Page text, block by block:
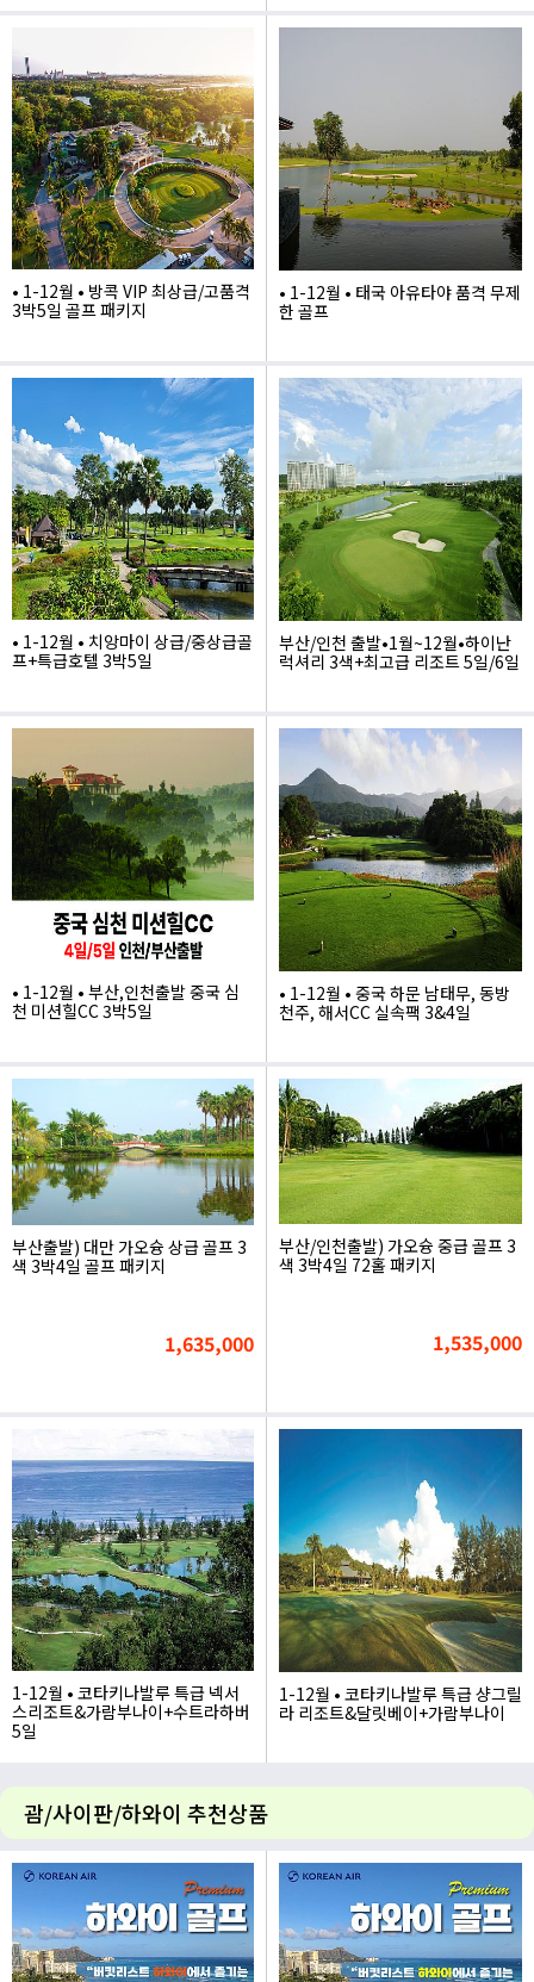
• 1-12월 • 방콕 VIP 최상급/고품격
3박5일 골프 패키지
1,930,000
• 1-12월 • 태국 아유타야 품격 무제
한 골프
979,000
• 1-12월 • 치앙마이 상급/중상급골
프+특급호텔 3박5일
1,420,000
부산/인천 출발•1월~12월•하이난
럭셔리 3색+최고급 리조트 5일/6일
1,949,000
• 1-12월 • 부산,인천출발 중국 심
천 미션힐CC 3박5일
1,530,000
• 1-12월 • 중국 하문 남태무, 동방
천주, 해서CC 실속팩 3&4일
999,000
부산출발) 대만 가오슝 상급 골프 3
색 3박4일 골프 패키지
1,635,000
부산/인천출발) 가오슝 중급 골프 3
색 3박4일 72홀 패키지
1,535,000
1-12월 • 코타키나발루 특급 넥서
스리조트&가람부나이+수트라하버
5일
1-12월 • 코타키나발루 특급 샹그릴
라 리조트&달릿베이+가람부나이
괌/사이판/하와이 추천상품